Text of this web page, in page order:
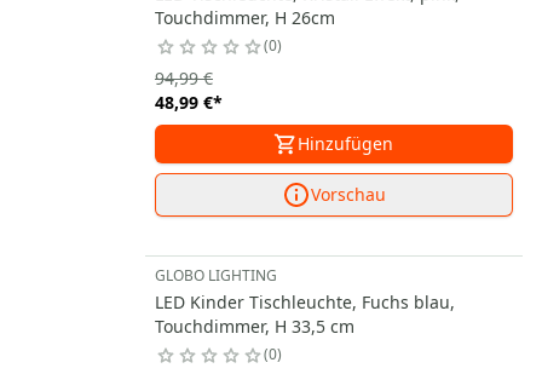
Touchdimmer, H 26cm
0
48,99 €*
94,99 €
Hinzufügen
Vorschau
GLOBO LIGHTING
LED Kinder Tischleuchte, Fuchs blau,
Touchdimmer, H 33,5 cm
0